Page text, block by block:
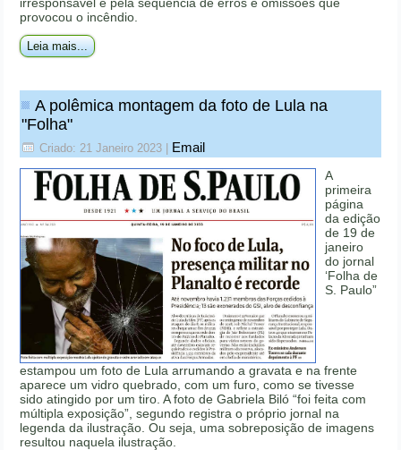
provocou o incêndio.
Leia mais...
A polêmica montagem da foto de Lula na
"Folha"
Criado: 21 Janeiro 2023 Email
A
primeira
página
da edição
de 19 de
janeiro
do jornal
‘Folha de
S. Paulo”
estampou um foto de Lula arrumando a gravata e na frente
aparece um vidro quebrado, com um furo, como se tivesse
sido atingido por um tiro. A foto de Gabriela Biló “foi feita com
múltipla exposição”, segundo registra o próprio jornal na
legenda da ilustração. Ou seja, uma sobreposição de imagens
resultou naquela ilustração.